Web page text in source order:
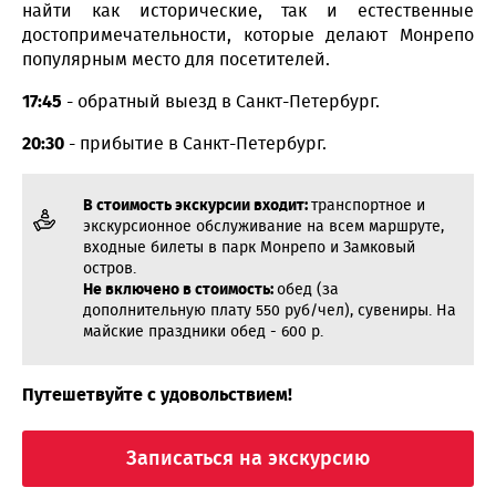
найти как исторические, так и естественные
достопримечательности, которые делают Монрепо
популярным место для посетителей.
17:45 - обратный выезд в Санкт-Петербург.
20:30 - прибытие в Санкт-Петербург.
В стоимость экскурсии входит: транспортное и
экскурсионное обслуживание на всем маршруте,
входные билеты в парк Монрепо и Замковый
остров.
Не включено в стоимость: обед (за
дополнительную плату 550 руб/чел), сувениры. На
майские праздники обед - 600 р.
Путешетвуйте с удовольствием!
Записаться на экскурсию